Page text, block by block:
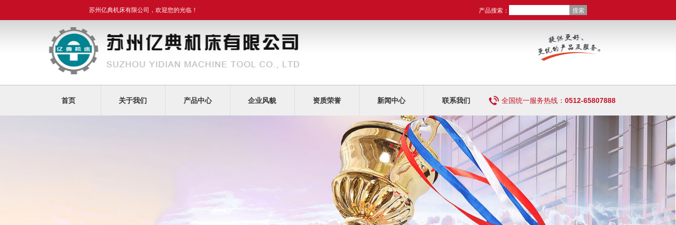
苏州亿典机床有限公司，欢迎您的光临！ 产品搜索：
首页 关于我们 产品中心 企业风貌 资质荣誉 新闻中心 联系我们 全国统一服务热线： 0512-65807888